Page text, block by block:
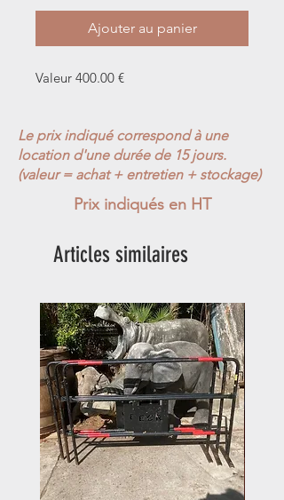
Ajouter au panier
Valeur 400.00 €
Le prix indiqué correspond à une
location d'une durée de 15 jours.
(valeur = achat + entretien + stockage)
Prix indiqués en HT
Articles similaires